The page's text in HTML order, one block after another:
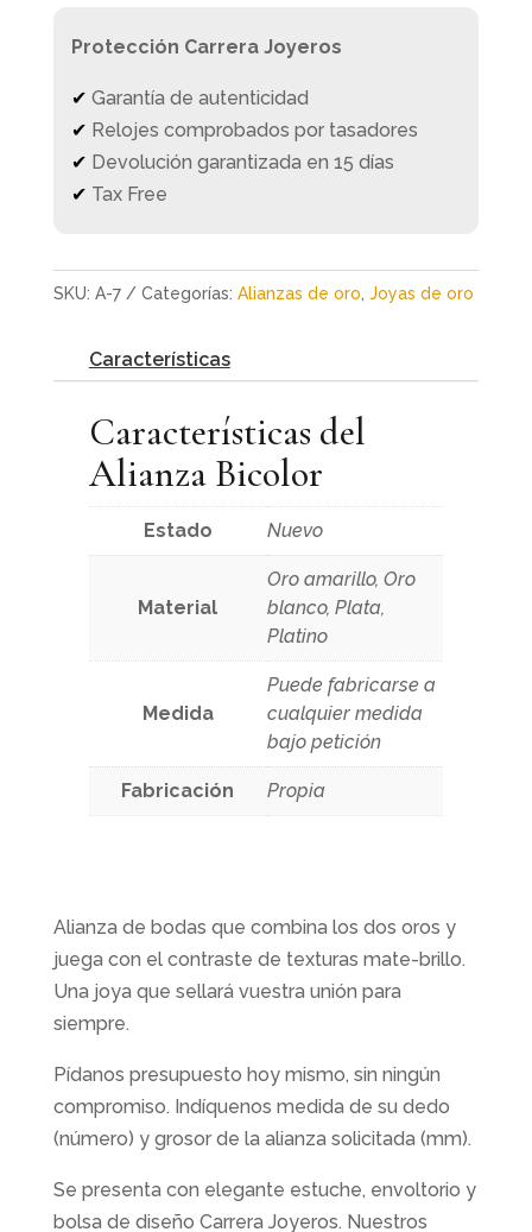
Protección Carrera Joyeros
✔ Garantía de autenticidad
✔ Relojes comprobados por tasadores
✔ Devolución garantizada en 15 días
✔ Tax Free
SKU: A-7 Categorías: Alianzas de oro Joyas de oro
Características
Características del
Alianza Bicolor
Estado Nuevo
Material
Oro amarillo, Oro
blanco, Plata,
Platino
Medida
Puede fabricarse a
cualquier medida
bajo petición
Fabricación Propia
Alianza de bodas que combina los dos oros y
juega con el contraste de texturas mate-brillo.
Una joya que sellará vuestra unión para
siempre.
Pídanos presupuesto hoy mismo, sin ningún
compromiso. Indíquenos medida de su dedo
(número) y grosor de la alianza solicitada (mm).
Se presenta con elegante estuche, envoltorio y
bolsa de diseño Carrera Joyeros. Nuestros